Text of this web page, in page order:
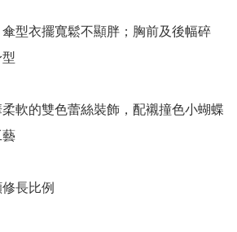
型衣擺寬鬆不顯胖；胸前及後幅碎
軟的雙色蕾絲裝飾，配襯撞色小蝴蝶
藝
長比例